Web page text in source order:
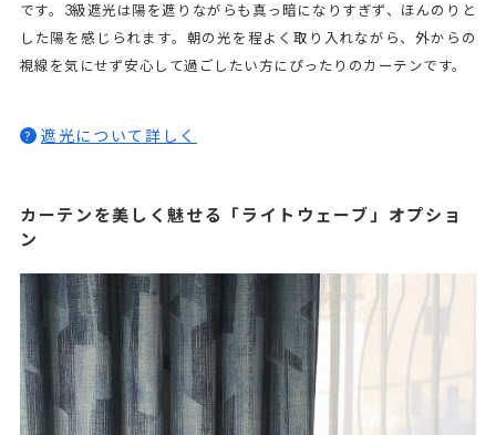
です。3級遮光は陽を遮りながらも真っ暗になりすぎず、ほんのりと
した陽を感じられます。朝の光を程よく取り入れながら、外からの
視線を気にせず安心して過ごしたい方にぴったりのカーテンです。
? 遮光について詳しく
カーテンを美しく魅せる「ライトウェーブ」オプショ
ン